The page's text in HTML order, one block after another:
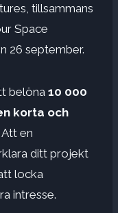
tillsammans
Space
26 september.
belöna 10 000
korta och
Att en
ditt projekt
locka
intresse.